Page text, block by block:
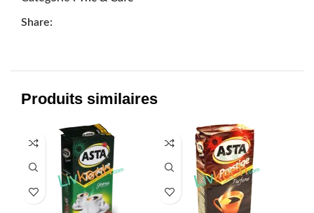
Share:
Produits similaires